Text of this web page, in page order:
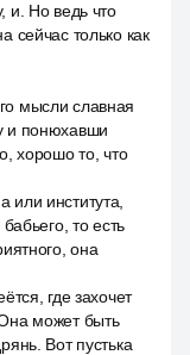
и. Но ведь что
сейчас только как
мысли славная
и понюхавши
хорошо то, что
или института,
то есть
она
где захочет
может быть
Вот пустька